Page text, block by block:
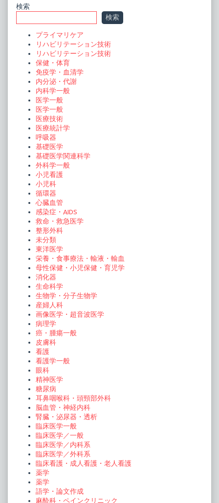
ビ
ゲ
Primary
Sidebar
検索
検索
プライマリケア
リハビリテーション技術
リハビリテーション技術
保健・体育
免疫学・血清学
内分泌・代謝
内科学一般
医学一般
医学一般
医療技術
医療統計学
呼吸器
基礎医学
基礎医学関連科学
外科学一般
小児看護
小児科
循環器
心臓血管
感染症・AIDS
救命・救急医学
整形外科
未分類
東洋医学
栄養・食事療法・輸液・輸血
母性保健・小児保健・育児学
消化器
生命科学
生物学・分子生物学
産婦人科
画像医学・超音波医学
病理学
癌・腫瘍一般
皮膚科
看護
看護学一般
眼科
精神医学
糖尿病
耳鼻咽喉科・頭頸部外科
脳血管・神経内科
腎臓・泌尿器・透析
臨床医学一般
臨床医学／一般
臨床医学／内科系
臨床医学／外科系
臨床看護・成人看護・老人看護
薬学
薬学
語学・論文作成
麻酔科・ペインクリニック